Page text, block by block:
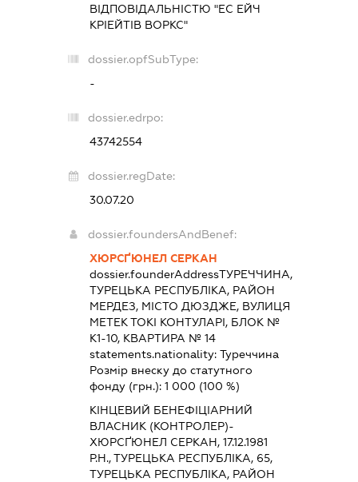
ВІДПОВІДАЛЬНІСТЮ "ЕС ЕЙЧ
КРІЕЙТІВ ВОРКС"
dossier.opfSubType:
-
dossier.edrpo:
43742554
dossier.regDate:
30.07.20
dossier.foundersAndBenef:
ХЮРСҐЮНЕЛ СЕРКАН
dossier.founderAddressТУРЕЧЧИНА,
ТУРЕЦЬКА РЕСПУБЛІКА, РАЙОН
МЕРДЕЗ, МІСТО ДЮЗДЖЕ, ВУЛИЦЯ
МЕТЕК ТОКІ КОНТУЛАРІ, БЛОК №
К1-10, КВАРТИРА № 14
statements.nationality: Туреччина
Розмір внеску до статутного
фонду (грн.): 1 000 (100 %)
КІНЦЕВИЙ БЕНЕФІЦІАРНИЙ
ВЛАСНИК (КОНТРОЛЕР)-
ХЮРСҐЮНЕЛ СЕРКАН, 17.12.1981
Р.Н., ТУРЕЦЬКА РЕСПУБЛІКА, 65,
ТУРЕЦЬКА РЕСПУБЛІКА, РАЙОН